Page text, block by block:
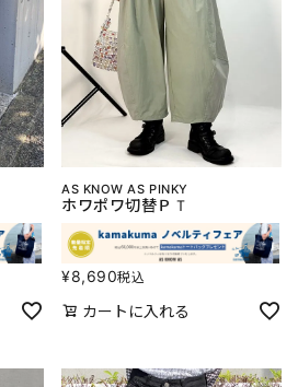
AS KNOW AS PINKY
ホワポワ切替ＰＴ
¥8,690税込
カートに入れる